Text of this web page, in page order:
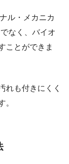
ル・メカニカ
なく、バイオ
ことができま
れも付きにくく
。